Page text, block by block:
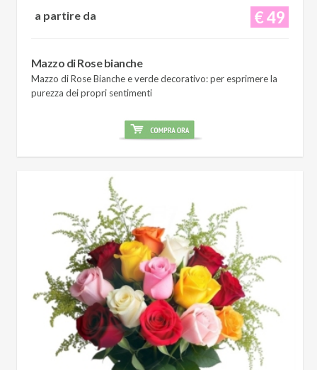
€ 49
a partire da
Mazzo di Rose bianche
Mazzo di Rose Bianche e verde decorativo: per esprimere la
purezza dei propri sentimenti